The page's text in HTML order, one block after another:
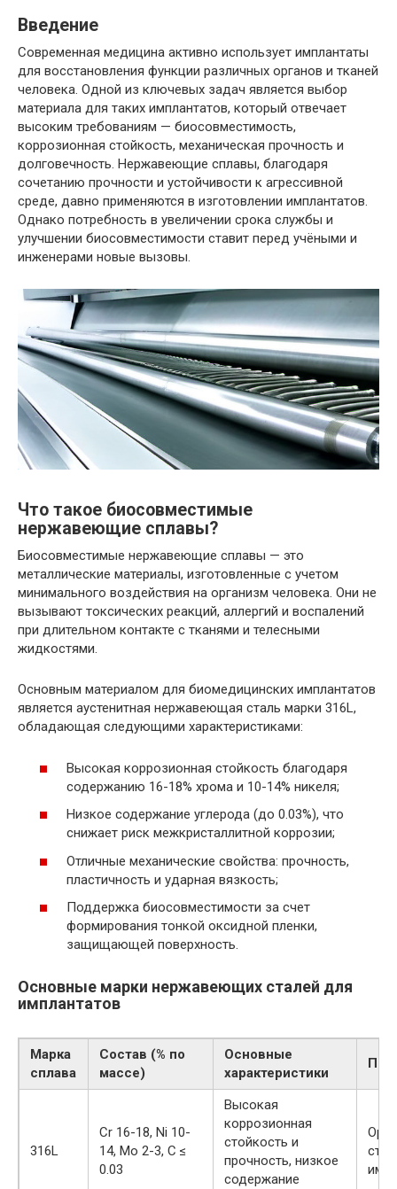
Введение
Современная медицина активно использует имплантаты
для восстановления функции различных органов и тканей
человека. Одной из ключевых задач является выбор
материала для таких имплантатов, который отвечает
высоким требованиям — биосовместимость,
коррозионная стойкость, механическая прочность и
долговечность. Нержавеющие сплавы, благодаря
сочетанию прочности и устойчивости к агрессивной
среде, давно применяются в изготовлении имплантатов.
Однако потребность в увеличении срока службы и
улучшении биосовместимости ставит перед учёными и
инженерами новые вызовы.
Что такое биосовместимые
нержавеющие сплавы?
Биосовместимые нержавеющие сплавы — это
металлические материалы, изготовленные с учетом
минимального воздействия на организм человека. Они не
вызывают токсических реакций, аллергий и воспалений
при длительном контакте с тканями и телесными
жидкостями.
Основным материалом для биомедицинских имплантатов
является аустенитная нержавеющая сталь марки 316L,
обладающая следующими характеристиками:
Высокая коррозионная стойкость благодаря
содержанию 16-18% хрома и 10-14% никеля;
Низкое содержание углерода (до 0.03%), что
снижает риск межкристаллитной коррозии;
Отличные механические свойства: прочность,
пластичность и ударная вязкость;
Поддержка биосовместимости за счет
формирования тонкой оксидной пленки,
защищающей поверхность.
Основные марки нержавеющих сталей для
имплантатов
Марка
сплава
Состав (% по
массе)
Основные
характеристики
316L
Cr 16-18, Ni 10-
14, Mo 2-3, C ≤
0.03
Высокая
коррозионная
стойкость и
прочность, низкое
содержание